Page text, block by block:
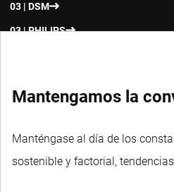
03 | DSM
03 | PHILIPS
Mantengamos la
Manténgase al día de los
sostenible y factorial,